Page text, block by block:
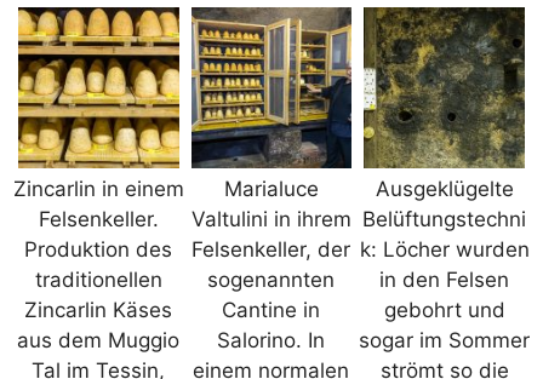
Zincarlin in einem
Felsenkeller.
Produktion des
traditionellen
Zincarlin Käses
aus dem Muggio
Tal im Tessin,
Marialuce
Valtulini in ihrem
Felsenkeller, der
sogenannten
Cantine in
Salorino. In
einem normalen
Ausgeklügelte
Belüftungstechni
k: Löcher wurden
in den Felsen
gebohrt und
sogar im Sommer
strömt so die